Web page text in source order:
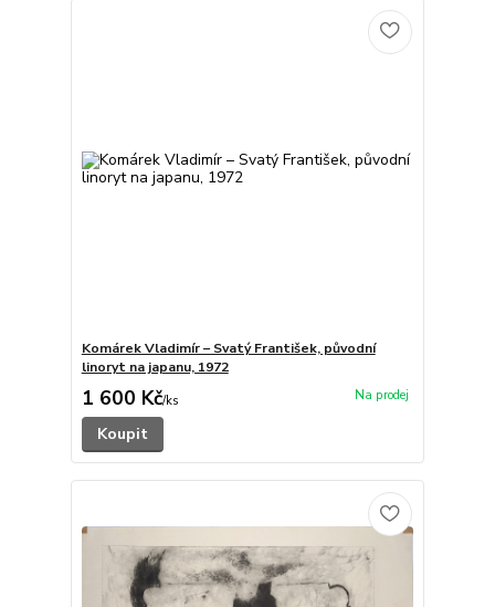
Komárek Vladimír – Svatý František, původní
linoryt na japanu, 1972
1 600 Kč/ks
Koupit